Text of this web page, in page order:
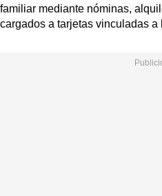
familiar mediante nóminas,
cargados a tarjetas vinculadas a